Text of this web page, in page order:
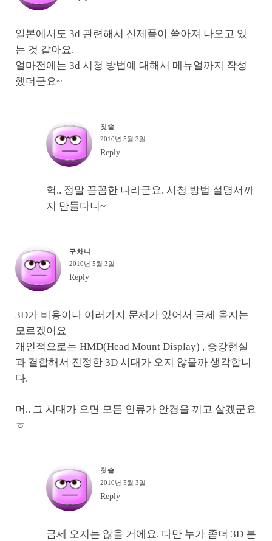
일본에서도 3d 관련해서 신제품이 쏟아져 나오고 있
는 것 같아요.
얼마전에는 3d 시청 방법에 대해서 메뉴얼까지 작성
했더군요~
칫솔
2010년 5월 3일
Reply
헉.. 정말 꼼꼼한 나라군요. 시청 방법 설명서까
지 만들다니~
구차니
2010년 5월 3일
Reply
3D가 비용이나 여러가지 문제가 있어서 금세 올지는
모르겠어요
개인적으로는 HMD(Head Mount Display) , 증강현실
과 결합해서 진정한 3D 시대가 오지 않을까 생각합니
다.
머.. 그 시대가 오면 모든 인류가 안경을 끼고 살겠군요
ㅎ
칫솔
2010년 5월 3일
Reply
금세 오지는 않을 거에요. 다만 누가 좀더 3D 분